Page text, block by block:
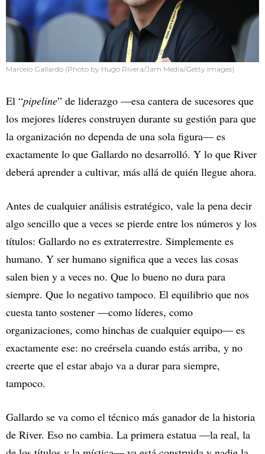
Marcelo Gallardo (Photo by Hugo Rivera/Jam Media/Getty Images)
El “pipeline” de liderazgo —esa cantera de sucesores que
los mejores líderes construyen durante su gestión para que
la organización no dependa de una sola figura— es
exactamente lo que Gallardo no desarrolló. Y lo que River
deberá aprender a cultivar, más allá de quién llegue ahora.
Antes de cualquier análisis estratégico, vale la pena decir
algo sencillo que a veces se pierde entre los números y los
títulos: Gallardo no es extraterrestre. Simplemente es
humano. Y ser humano significa que a veces las cosas
salen bien y a veces no. Que lo bueno no dura para
siempre. Que lo negativo tampoco. El equilibrio que nos
cuesta tanto sostener —como líderes, como
organizaciones, como hinchas de cualquier equipo— es
exactamente ese: no creérsela cuando estás arriba, y no
creerte que el estar abajo va a durar para siempre,
tampoco.
Gallardo se va como el técnico más ganador de la historia
de River. Eso no cambia. La primera estatua —la real, la